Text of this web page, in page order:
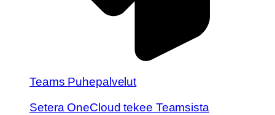
Teams Puhepalvelut
Setera OneCloud tekee Teamsista